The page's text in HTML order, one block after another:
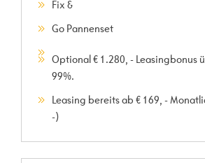
Fix &
Go Pannenset
Optional € 1.280, - Leasingbonus
99%.
Leasing bereits ab € 169, -
-)